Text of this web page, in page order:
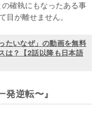
確執にもなったある事
が離せません。
たいなぜ」の動画を無料
は？【2話以降も日本語
発逆転〜』